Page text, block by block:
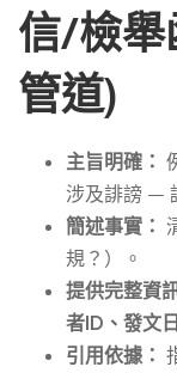
信/檢舉
管道)
主旨明確：
涉及誹謗 –
簡述事實：
規？）。
提供完整資
者ID、發文
引用依據：